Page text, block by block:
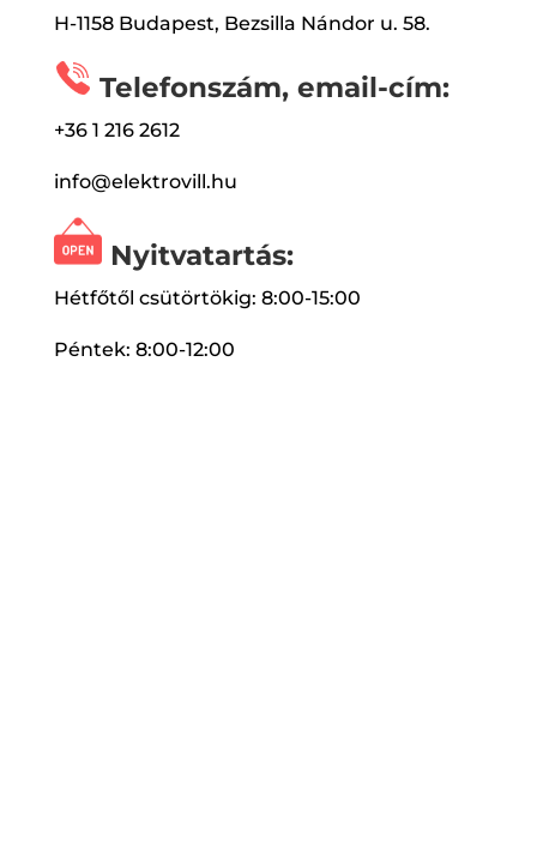
H-1158 Budapest, Bezsilla Nándor u. 58.
Telefonszám, email-cím:
+36 1 216 2612
info@elektrovill.hu
Nyitvatartás:
Hétfőtől csütörtökig: 8:00-15:00
Péntek: 8:00-12:00